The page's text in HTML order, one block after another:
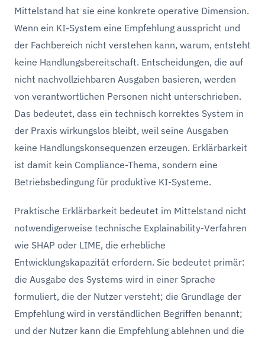
Mittelstand hat sie eine konkrete operative Dimension.
Wenn ein KI-System eine Empfehlung ausspricht und
der Fachbereich nicht verstehen kann, warum, entsteht
keine Handlungsbereitschaft. Entscheidungen, die auf
nicht nachvollziehbaren Ausgaben basieren, werden
von verantwortlichen Personen nicht unterschrieben.
Das bedeutet, dass ein technisch korrektes System in
der Praxis wirkungslos bleibt, weil seine Ausgaben
keine Handlungskonsequenzen erzeugen. Erklärbarkeit
ist damit kein Compliance-Thema, sondern eine
Betriebsbedingung für produktive KI-Systeme.
Praktische Erklärbarkeit bedeutet im Mittelstand nicht
notwendigerweise technische Explainability-Verfahren
wie SHAP oder LIME, die erhebliche
Entwicklungskapazität erfordern. Sie bedeutet primär:
die Ausgabe des Systems wird in einer Sprache
formuliert, die der Nutzer versteht; die Grundlage der
Empfehlung wird in verständlichen Begriffen benannt;
und der Nutzer kann die Empfehlung ablehnen und die